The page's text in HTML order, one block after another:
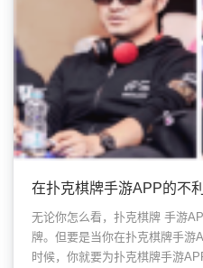
在扑克棋牌手游APP的不
无论你怎么看，扑克棋牌 手游
牌。但要是当你在扑克棋牌手游
时候，你就要为扑克棋牌手游